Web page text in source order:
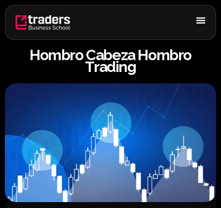
contenido
Hombro Cabeza Hombro
Trading